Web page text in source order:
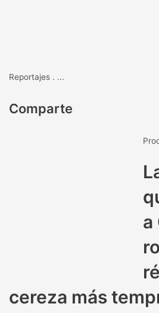
Reportajes . ...
Comparte
a
cereza más